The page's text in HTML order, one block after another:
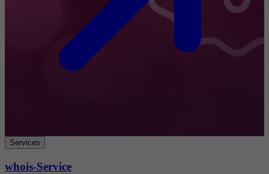
Services
whois-Service